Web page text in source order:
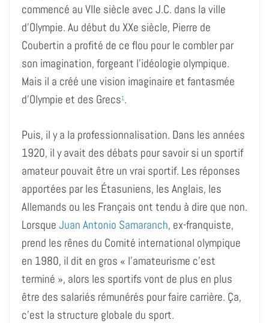
commencé au VIIe siècle avec J.C. dans la ville
d’Olympie. Au début du XXe siècle, Pierre de
Coubertin a profité de ce flou pour le combler par
son imagination, forgeant l’idéologie olympique.
Mais il a créé une vision imaginaire et fantasmée
d’Olympie et des Grecs1.
Puis, il y a la professionnalisation. Dans les années
1920, il y avait des débats pour savoir si un sportif
amateur pouvait être un vrai sportif. Les réponses
apportées par les Étasuniens, les Anglais, les
Allemands ou les Français ont tendu à dire que non.
Lorsque Juan Antonio Samaranch, ex-franquiste,
prend les rênes du Comité international olympique
en 1980, il dit en gros « l’amateurisme c’est
terminé », alors les sportifs vont de plus en plus
être des salariés rémunérés pour faire carrière. Ça,
c’est la structure globale du sport.